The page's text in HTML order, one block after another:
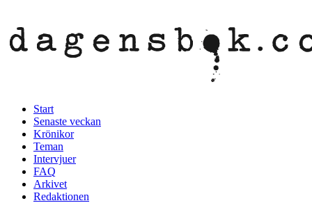
Start
Senaste veckan
Krönikor
Teman
Intervjuer
FAQ
Arkivet
Redaktionen